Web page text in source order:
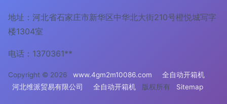
地址：河北省石家庄市新华区中华北大街210号橙悦城写字
楼1304室
电话：1370361**
Copyright © 2026 www.4gm2m10086.com
全自动开箱机
河北维派贸易有限公司
全自动开箱机 版权所有 Sitemap